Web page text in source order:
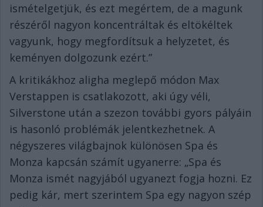
ismételgetjük, és ezt megértem, de a magunk
részéről nagyon koncentráltak és eltökéltek
vagyunk, hogy megfordítsuk a helyzetet, és
keményen dolgozunk ezért.”
A kritikákhoz aligha meglepő módon Max
Verstappen is csatlakozott, aki úgy véli,
Silverstone után a szezon további gyors pályáin
is hasonló problémák jelentkezhetnek. A
négyszeres világbajnok különösen Spa és
Monza kapcsán számít ugyanerre: „Spa és
Monza ismét nagyjából ugyanezt fogja hozni. Ez
pedig kár, mert szerintem Spa egy nagyon szép